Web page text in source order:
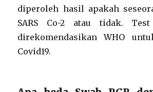
diperoleh hasil apakah
SARS Co-2 atau tidak.
direkomendasikan WHO
Covid19.